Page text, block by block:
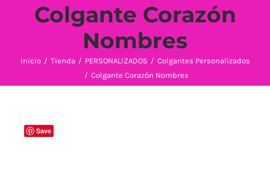
Colgante Corazón
Nombres
Inicio / Tienda / PERSONALIZADOS / Colgantes Personalizados
/ Colgante Corazón Nombres
Save